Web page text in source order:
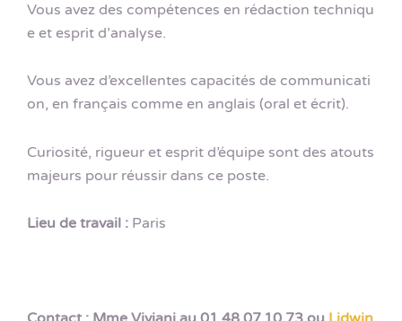
Vous avez des compétences en rédaction techniqu
e et esprit d’analyse.
Vous avez d’excellentes capacités de communicati
on, en français comme en anglais (oral et écrit).
Curiosité, rigueur et esprit d’équipe sont des atouts
majeurs pour réussir dans ce poste.
Lieu de travail : Paris